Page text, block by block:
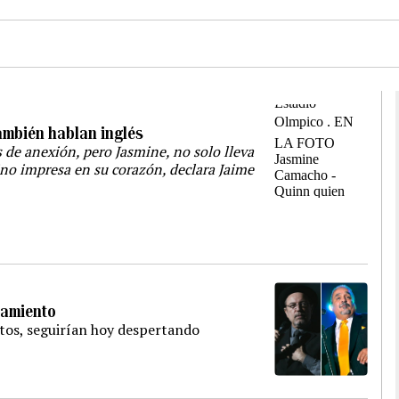
hablan inglés
anexión, pero Jasmine, no solo lleva
impresa en su corazón, declara Jaime
seguirían hoy despertando